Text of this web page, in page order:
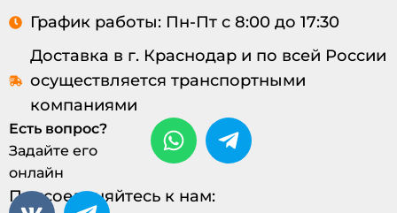
График работы: Пн-Пт с 8:00 до 17:30
Доставка в г. Краснодар и по всей России
осуществляется транспортными
компаниями
Есть вопрос?
Задайте его
онлайн
Присоединяйтесь к нам: